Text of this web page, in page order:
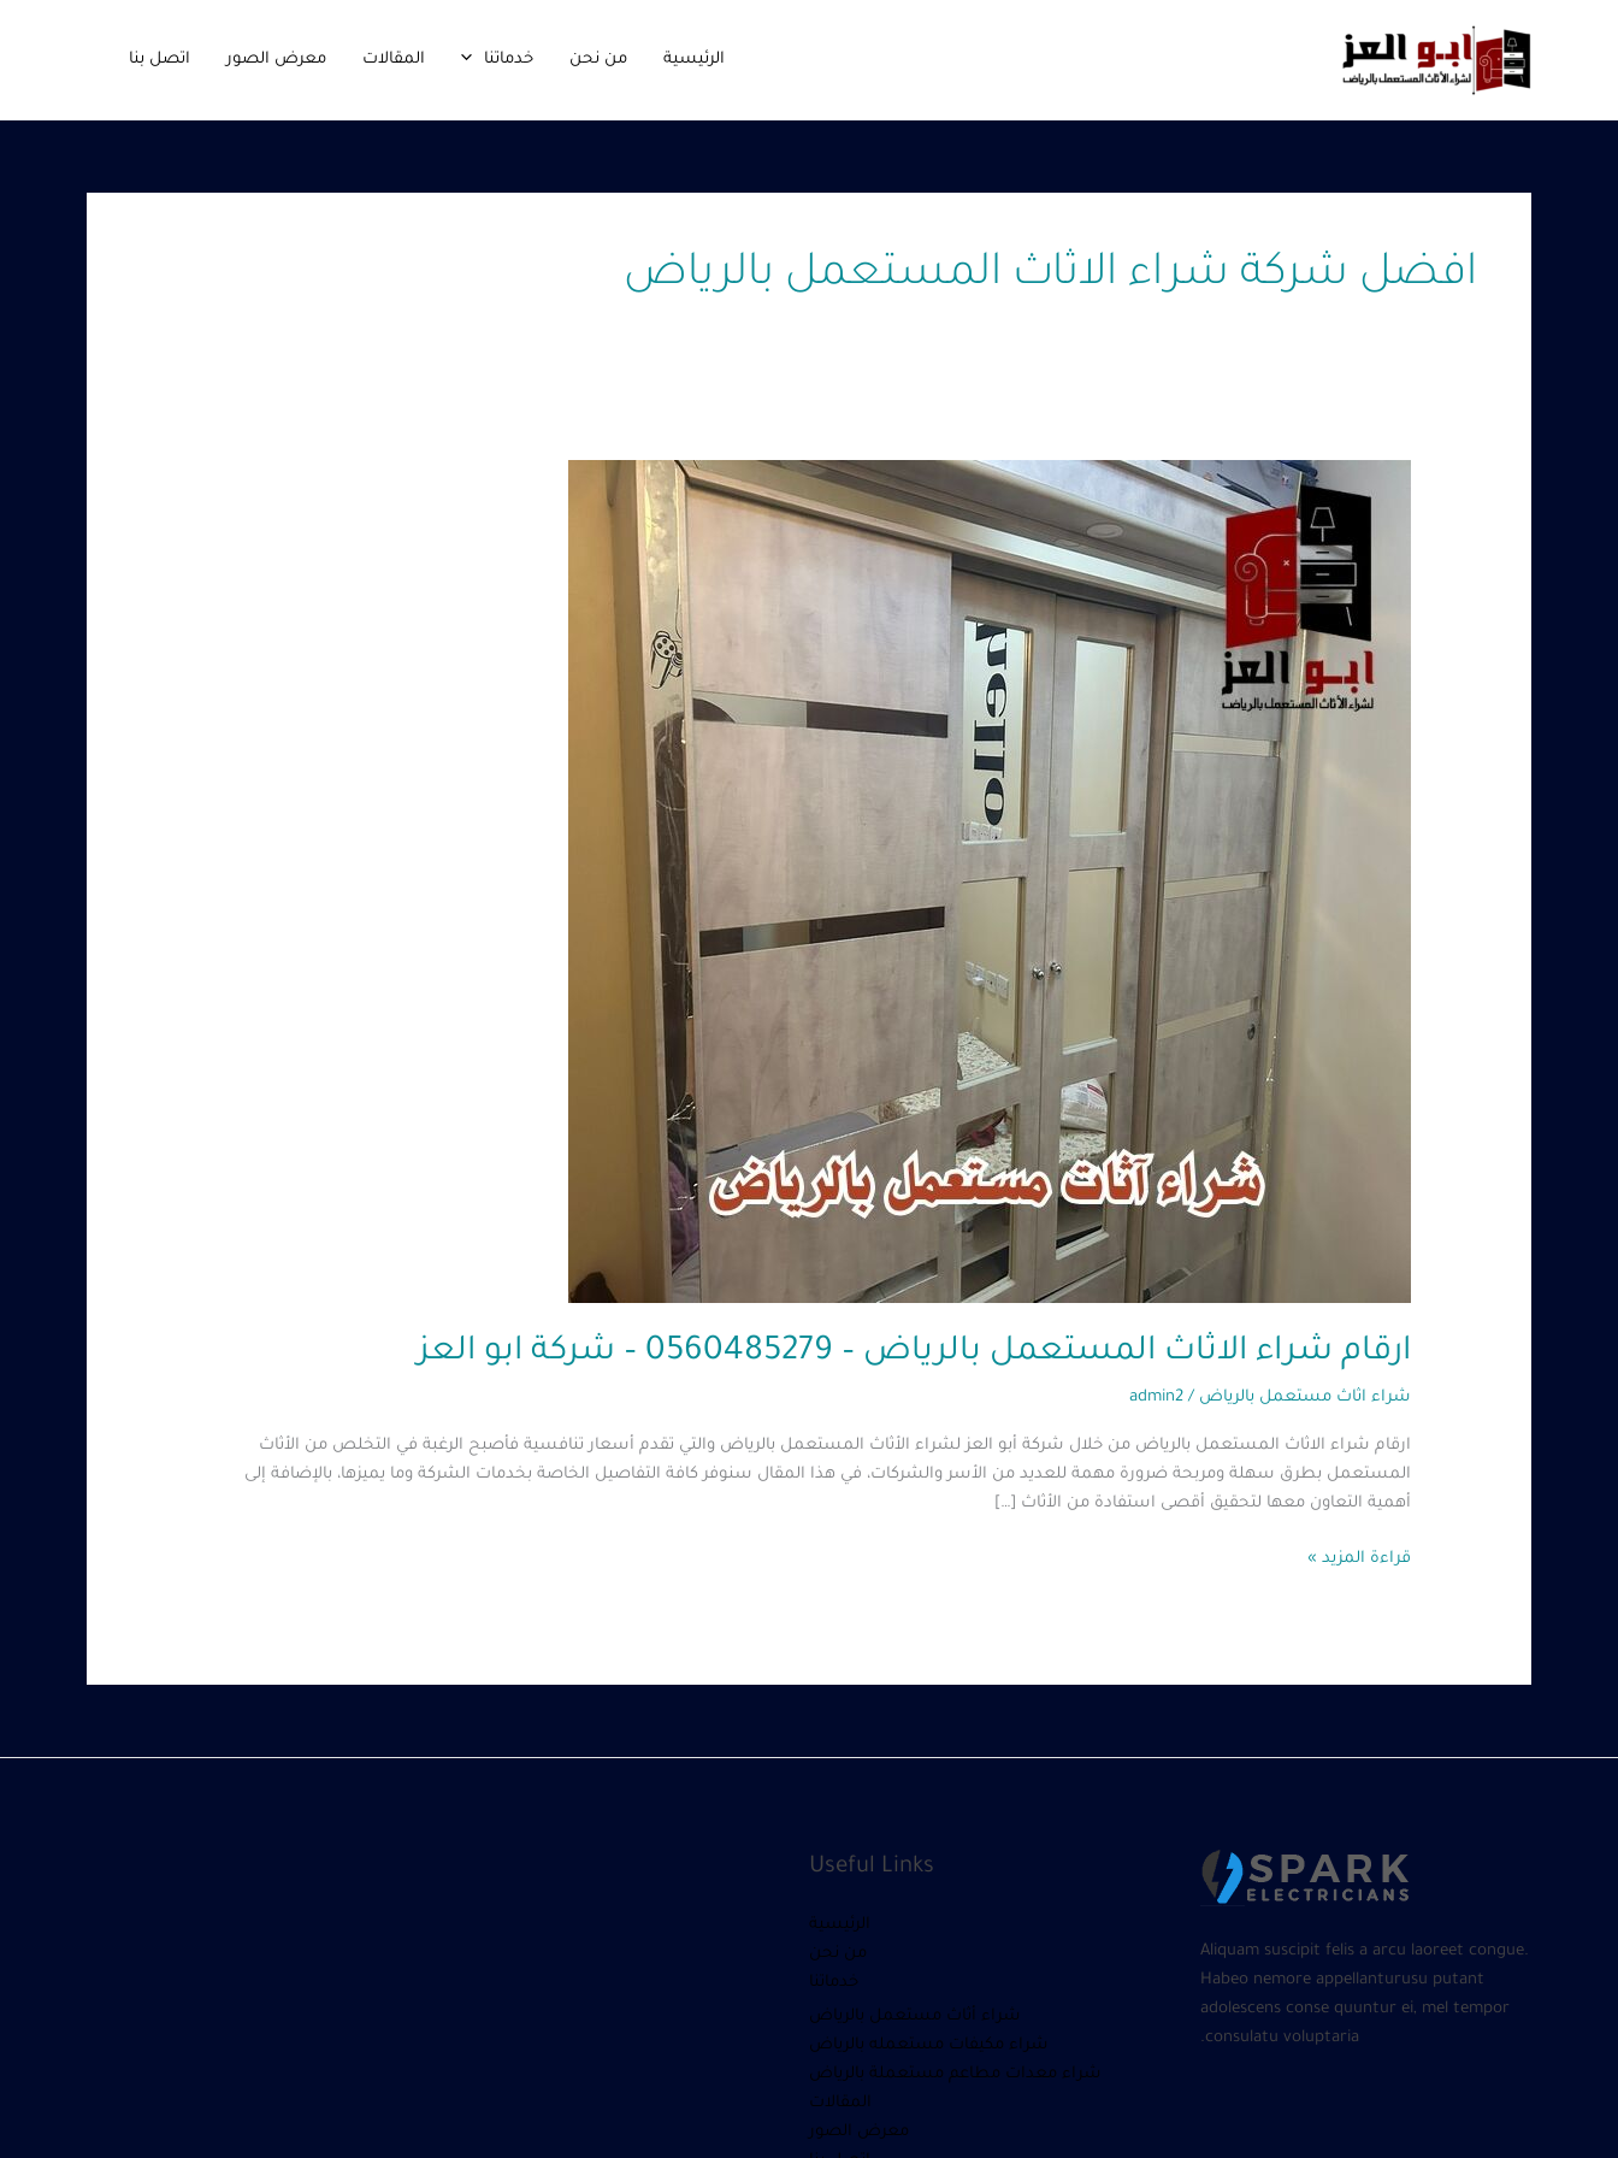
الرئيسية من نحن خدماتنا المقالات معرض الصور اتصل بنا
افضل شركة شراء الاثاث المستعمل بالرياض
ارقام شراء الاثاث المستعمل بالرياض – 0560485279 – شركة ابو العز
شراء اثاث مستعمل بالرياض /
admin2
ارقام شراء الاثاث المستعمل بالرياض من خلال شركة أبو العز لشراء الأثاث المستعمل بالرياض والتي تقدم أسعار تنافسية فأصبح الرغبة في التخلص من الأثاث
المستعمل بطرق سهلة ومربحة ضرورة مهمة للعديد من الأسر والشركات، في هذا المقال سنوفر كافة التفاصيل الخاصة بخدمات الشركة وما يميزها، بالإضافة إلى
أهمية التعاون معها لتحقيق أقصى استفادة من الأثاث […]
المستعمل
بالرياض
0560485279
شركة
قراءة المزيد »
Aliquam suscipit felis a arcu laoreet congue.
Habeo nemore appellanturusu putant
adolescens conse quuntur ei, mel tempor
consulatu voluptaria.
Useful Links
الرئيسية
من نحن
خدماتنا
شراء أثاث مستعمل بالرياض
شراء مكيفات مستعمله بالرياض
شراء معدات مطاعم مستعملة بالرياض
المقالات
معرض الصور